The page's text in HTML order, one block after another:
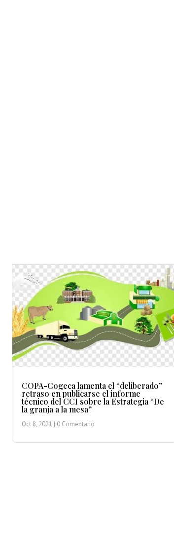
COPA-Cogeca lamenta el “deliberado”
retraso en publicarse el informe
técnico del CCI sobre la Estrategia “De
la granja a la mesa”
Oct 8, 2021 | 0 Comentario